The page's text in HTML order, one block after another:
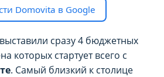
Domovita в Google
сразу 4 бюджетных
которых стартует всего с
. Самый близкий к столице